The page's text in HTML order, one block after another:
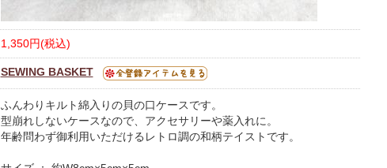
1,350円(税込)
SEWING BASKET
ふんわりキルト綿入りの貝の口ケースです。
型崩れしないケースなので、アクセサリーや薬入れに。
年齢問わず御利用いただけるレトロ調の和柄テイストです。